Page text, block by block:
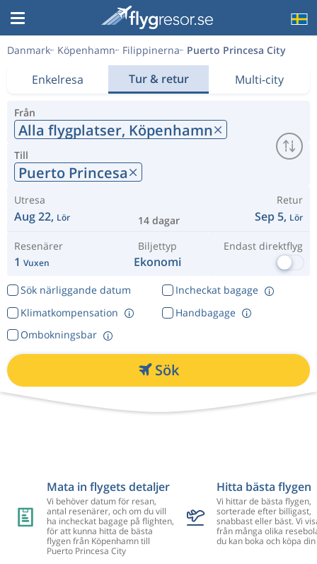
Danmark Köpenhamn Filippinerna Puerto Princesa City
Enkelresa Tur & retur Multi-city
Från
Alla flygplatser, Köpenhamn
Till
Puerto Princesa
Utresa
Aug 22, Lör 14 dagar
Retur
Sep 5, Lör
Resenärer
1 Vuxen
Biljettyp
Ekonomi
Endast direktflyg
Sök närliggande datum
Incheckat bagage
Klimatkompensation
Ombokningsbar
Handbagage
Sök
Mata in flygets detaljer
Vi behöver datum för resan,
antal resenärer, och om du vill
ha incheckat bagage på flighten,
för att kunna hitta de bästa
flygen från Köpenhamn till
Puerto Princesa City
Hitta bästa flygen
Vi hittar de bästa flygen,
sorterade efter billigast,
snabbast eller bäst. Vi
från många olika
du kan boka och köpa